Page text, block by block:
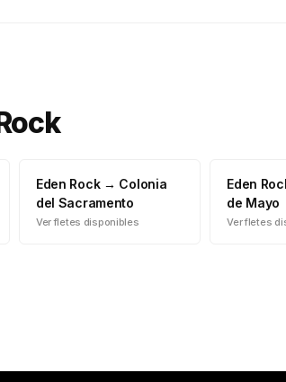
Eden Rock→ Colonia
del Sacramento
Ver fletes disponibles
Eden
de Mayo
Ver fletes